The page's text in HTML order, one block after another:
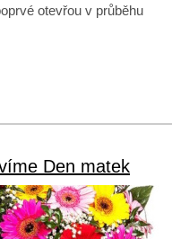
otevřou v průběhu
Den matek